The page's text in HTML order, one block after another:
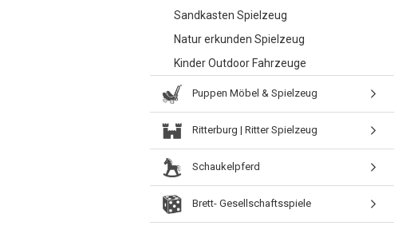
Sandkasten Spielzeug
Natur erkunden Spielzeug
Kinder Outdoor Fahrzeuge
Puppen Möbel & Spielzeug
Ritterburg | Ritter Spielzeug
Schaukelpferd
Brett- Gesellschaftsspiele